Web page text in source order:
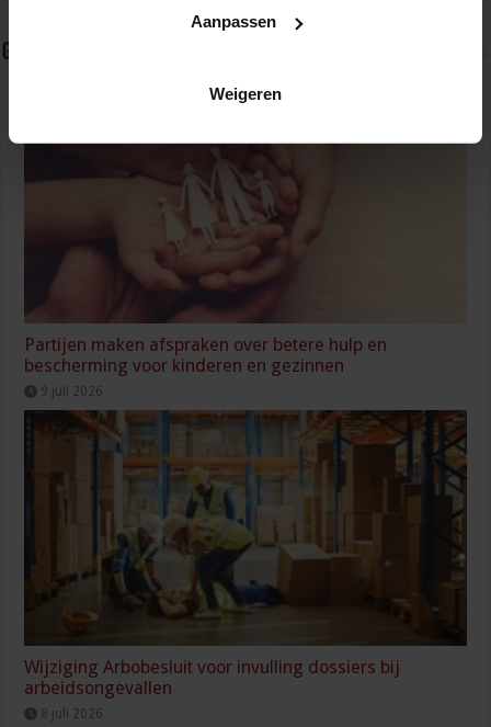
Aanpassen
Weigeren
Gerelateerde Artikelen
Partijen maken afspraken over betere hulp en
bescherming voor kinderen en gezinnen
9 juli 2026
Wijziging Arbobesluit voor invulling dossiers bij
arbeidsongevallen
8 juli 2026